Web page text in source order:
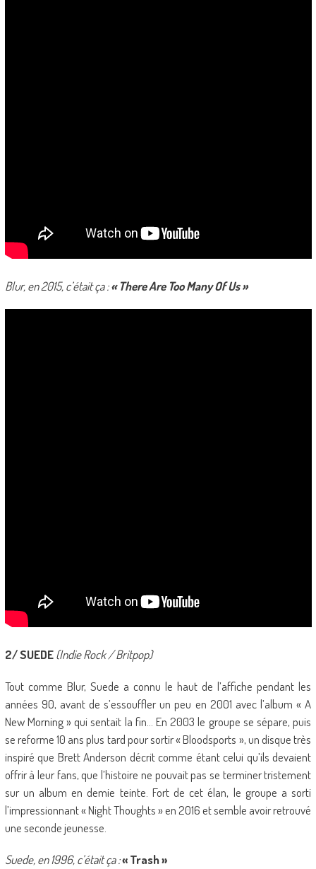
Blur, en 2015, c’était ça :« There Are Too Many Of Us »
2/ SUEDE(Indie Rock / Britpop)
Tout comme Blur, Suede a connu le haut de l’affiche pendant les
années 90, avant de s’essouffler un peu en 2001 avec l’album « A
New Morning » qui sentait la fin… En 2003 le groupe se sépare, puis
se reforme 10 ans plus tard pour sortir « Bloodsports », un disque très
inspiré que Brett Anderson décrit comme étant celui qu’ils devaient
offrir à leur fans, que l’histoire ne pouvait pas se terminer tristement
sur un album en demie teinte. Fort de cet élan, le groupe a sorti
l’impressionnant « Night Thoughts » en 2016 et semble avoir retrouvé
une seconde jeunesse.
Suede, en 1996, c’était ça :« Trash »